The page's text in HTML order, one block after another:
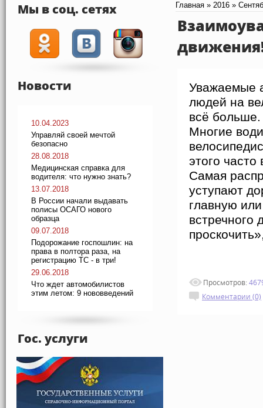
Мы в соц. сетях
Новости
10.04.2023
Управляй своей мечтой
безопасно
28.08.2018
Медицинская справка для
водителя: что нужно знать?
13.07.2018
В России начали выдавать
полисы ОСАГО нового
образца
09.07.2018
Подорожание госпошлин: на
права в полтора раза, на
регистрацию ТС - в три!
29.06.2018
Что ждет автомобилистов
этим летом: 9 нововведений
Гос. услуги
Главная » 2016 »
Уважаемые
людей на
всё
Многие
этого
Самая
уступают
главную
встречного
Просмотров:
Комментарии (0)